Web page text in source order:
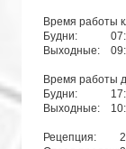
Время работы
Будни:
Выходные:
Время работы
Будни:
Выходные:
Рецепция: